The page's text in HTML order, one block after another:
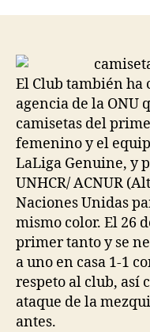
El Club también ha
agencia de la ONU
camisetas del
femenino y el
LaLiga Genuine, y
UNHCR/ ACNUR
Naciones Unidas
mismo color. El 26
primer tanto y se
a uno en casa 1-1
respeto al club, así
ataque de la
antes.